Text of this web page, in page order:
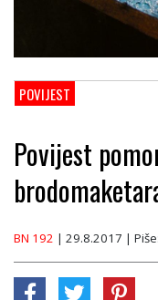
POVIJEST
Povijest
BN 192 | 29.8.2017 | Piše: